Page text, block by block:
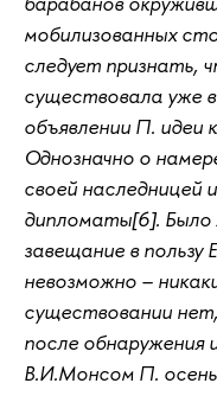
мобилизованных
следует признать,
существовала уже
объявлении П. идеи
Однозначно о
своей наследницей
дипломаты[6]. Было
завещание в пользу
невозможно –
существовании
после обнаружения
В.И.Монсом П.